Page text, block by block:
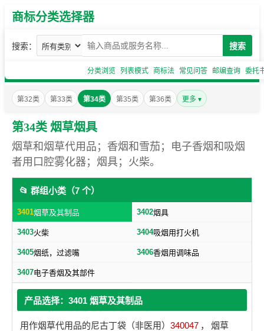
商标分类选择器
搜索： 搜索
分类浏览 列表模式 商标法 常见问答 邮编查询 委托
第32类 第33类 第34类 第35类 第36类 更多 ▾
第34类 烟草烟具
烟草和烟草代用品；香烟和雪茄；电子香烟和吸烟
者用口腔雾化器；烟具；火柴。
📂 群组小类（7 个）
3401烟草及其制品 3402烟具
3403火柴 3404吸烟用打火机
3405烟纸，过滤嘴 3406香烟用调味品
3407电子香烟及其部件
产品选择：3401 烟草及其制品
用作烟草代用品的尼古丁袋（非医用） 340047 ，
烟草